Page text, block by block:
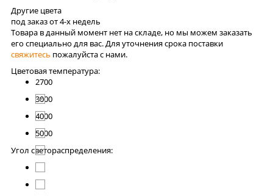
Другие цвета
под заказ от 4-x недель
Товара в данный момент нет на складе, но мы можем заказать
его специально для вас. Для уточнения срока поставки
свяжитесь пожалуйста с нами.
Цветовая температура:
2700
3000
4000
5000
Угол светораспределения: